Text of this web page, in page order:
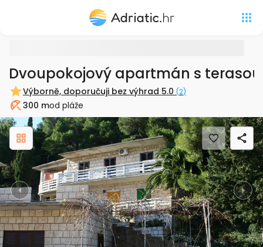
Dvoupokojový apartmán s
Výborně, doporučuji bez výhrad 5.0 (2)
Pláž300 mod pláže
Previous Next